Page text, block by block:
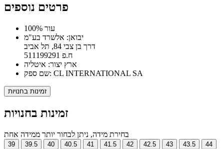
פרטים נוספים
100% עור
יבואן: אלשרד בע"מ
דרך בן צבי 84, תל אביב
ח.פ 511199291
ארץ יצור: איטליה
שם ספק: CL INTERNATIONAL SA
זמינות בחנויות
זמינות בחנויות
בחירת מידה, ניתן לבחור יותר ממידה אחת
39 39.5 40 40.5 41 41.5 42 42.5 43 43.5
44